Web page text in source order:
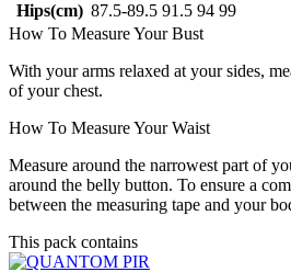
Hips(cm) 87.5-89.5 91.5 94 99
How To Measure Your Bust
With your arms relaxed at your sides,
of your chest.
How To Measure Your Waist
Measure around the narrowest part of
around the belly button. To ensure a
between the measuring tape and your
This pack contains